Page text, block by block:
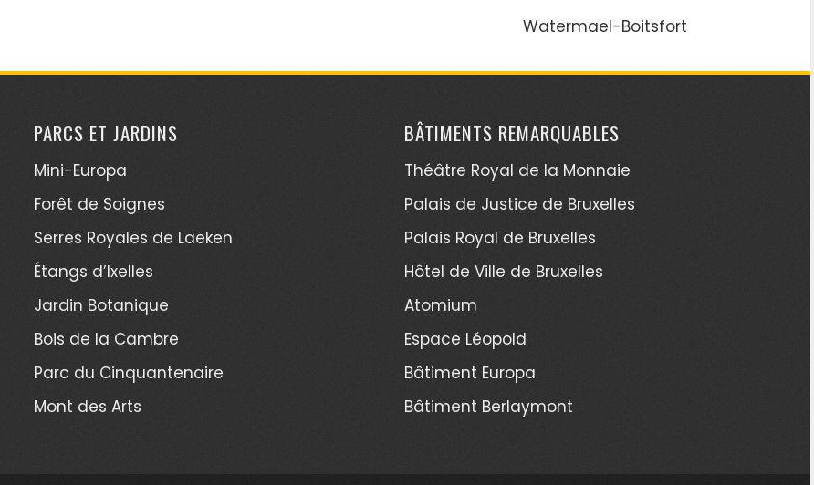
Watermael-Boitsfort
PARCS ET JARDINS
Mini-Europa
Forêt de Soignes
Serres Royales de Laeken
Étangs d’Ixelles
Jardin Botanique
Bois de la Cambre
Parc du Cinquantenaire
Mont des Arts
BÂTIMENTS REMARQUABLES
Théâtre Royal de la Monnaie
Palais de Justice de Bruxelles
Palais Royal de Bruxelles
Hôtel de Ville de Bruxelles
Atomium
Espace Léopold
Bâtiment Europa
Bâtiment Berlaymont